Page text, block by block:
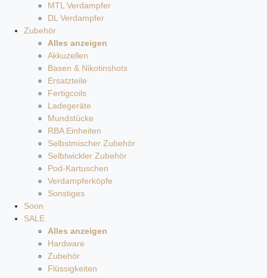
MTL Verdampfer
DL Verdampfer
Zubehör
Alles anzeigen
Akkuzellen
Basen & Nikotinshots
Ersatzteile
Fertigcoils
Ladegeräte
Mundstücke
RBA Einheiten
Selbstmischer Zubehör
Selbtwickler Zubehör
Pod-Kartuschen
Verdampferköpfe
Sonstiges
Soon
SALE
Alles anzeigen
Hardware
Zubehör
Flüssigkeiten